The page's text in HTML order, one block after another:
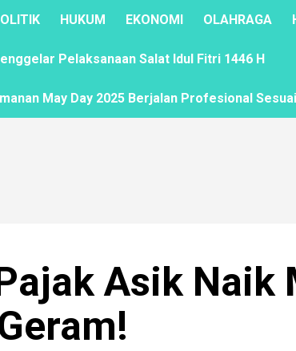
HUKUM EKONOMI OLAHRAGA
Pelaksanaan Salat Idul Fitri 1446 H
May Day 2025 Berjalan Profesional
Asik Naik